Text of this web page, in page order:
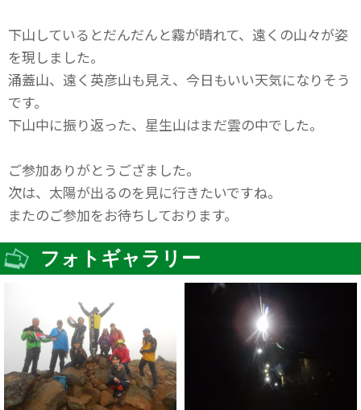
下山しているとだんだんと霧が晴れて、遠くの山々が姿
を現しました。
涌蓋山、遠く英彦山も見え、今日もいい天気になりそう
です。
下山中に振り返った、星生山はまだ雲の中でした。
ご参加ありがとうござました。
次は、太陽が出るのを見に行きたいですね。
またのご参加をお待ちしております。
フォトギャラリー